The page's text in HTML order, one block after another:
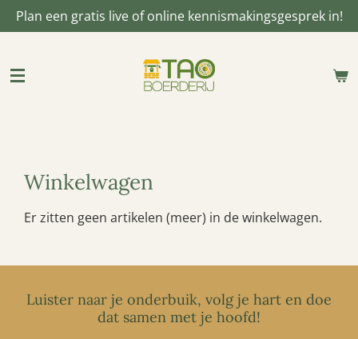
Ga
direct
de
Plan een gratis live of online kennismakingsgesprek in!
Winkelwagen
Er zitten geen artikelen (meer) in de winkelwagen.
Luister naar je onderbuik, volg je hart en doe
dat samen met je hoofd!